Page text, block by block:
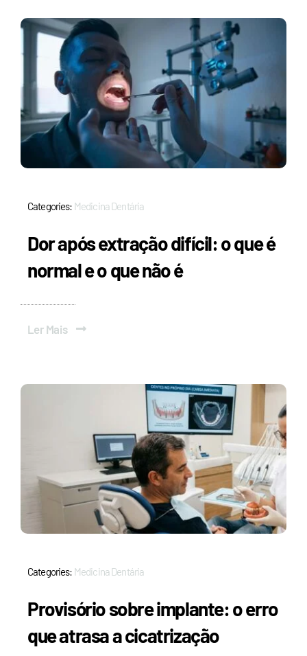
Categories: Medicina Dentária
Dor após extração difícil: o que é
normal e o que não é
Ler Mais
Categories: Medicina Dentária
Provisório sobre implante: o erro
que atrasa a cicatrização